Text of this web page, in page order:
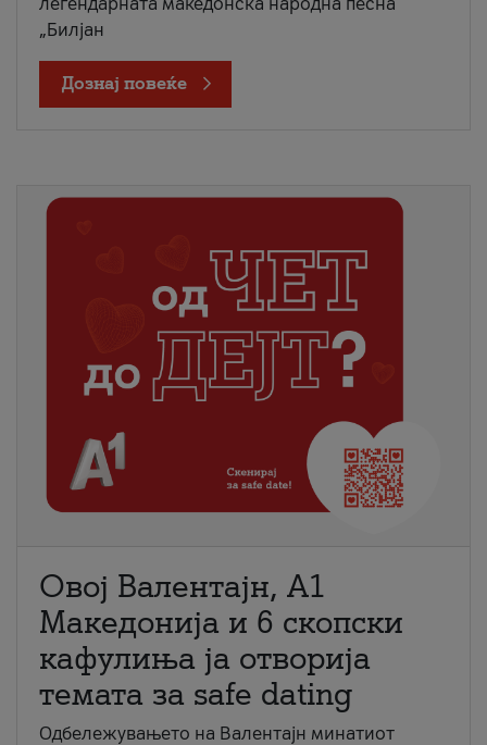
„Билјан
Дознај повеќе
Овој Валентајн, A1
Македонија и 6 скопски
кафулиња ја отворија
темата за safe dating
Одбележувањето на Валентајн минатиот